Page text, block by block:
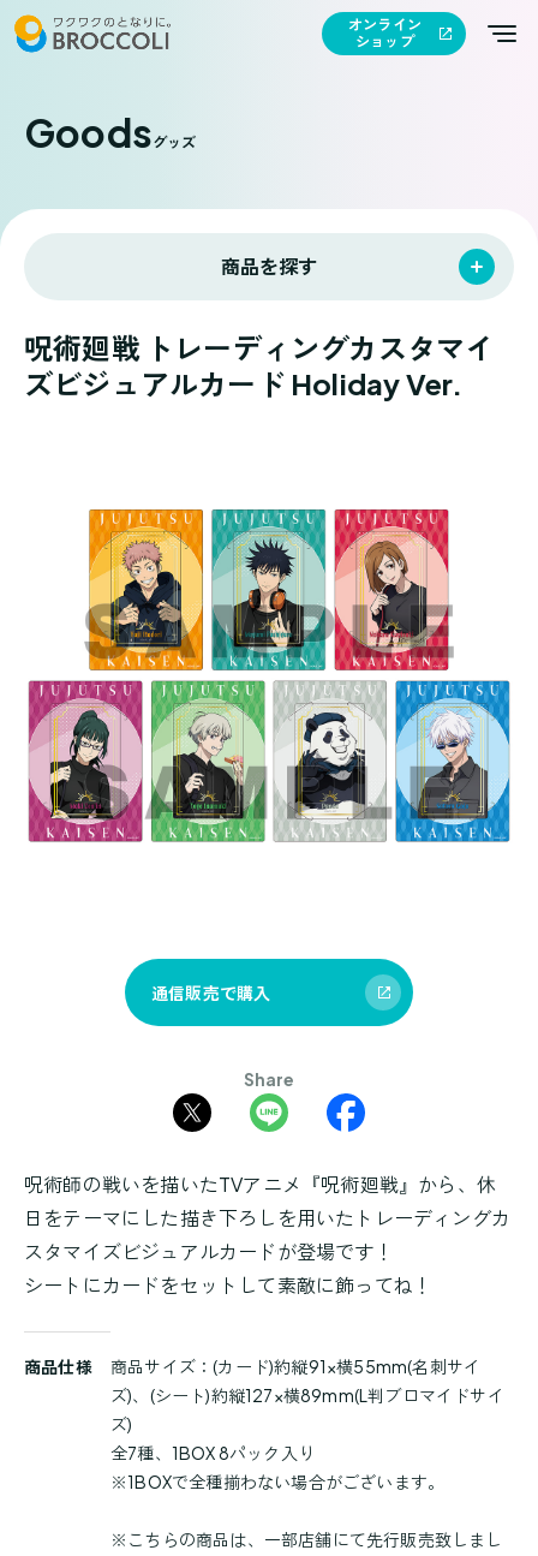
オンライン
ショップ
Goodsグッズ
商品を探す
呪術廻戦 トレーディングカスタマイ
ズビジュアルカード Holiday Ver.
通信販売で購入
Share
呪術師の戦いを描いたTVアニメ『呪術廻戦』から、休
日をテーマにした描き下ろしを用いたトレーディングカ
スタマイズビジュアルカードが登場です！
シートにカードをセットして素敵に飾ってね！
品
商品仕様
商品サイズ：(カード)約縦91×横55mm(名刺サイ
ズ)、(シート)約縦127×横89mm(L判ブロマイドサイ
ズ)
全7種、1BOX 8パック入り
※1BOXで全種揃わない場合がございます。
※こちらの商品は、一部店舗にて先行販売致しまし